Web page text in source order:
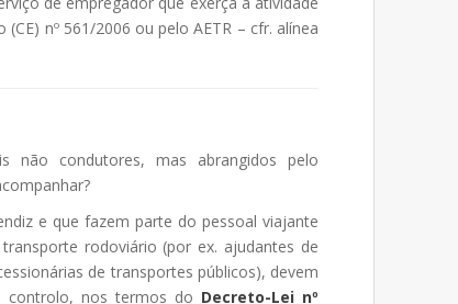
nº 561/2006 ou pelo AETR – cfr. alínea
não condutores, mas abrangidos pelo
e que fazem parte do pessoal viajante
rodoviário (por ex. ajudantes de
de transportes públicos), devem
controlo, nos termos do Decreto-Lei nº